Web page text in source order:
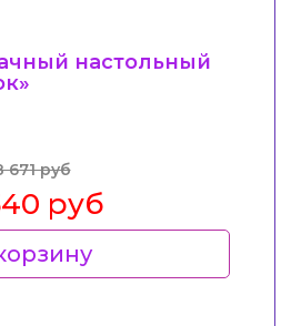
настольный
671 руб
руб